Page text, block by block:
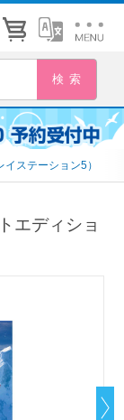
イステーション5）
エディショ